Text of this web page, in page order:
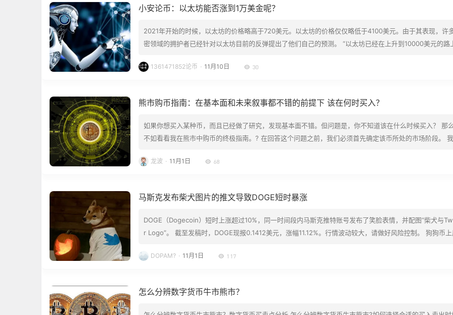
小安论币：以太坊能否涨到1万美金呢？
2021年开始的时候，以太坊的价格略高于720美元。以太坊的价格仅仅略低于4100美元。由于其表现，许
密领域的拥护者已经针对以太坊目前的反弹提出了他们自己的预测。 “以太坊已经在上升到10000美元的路
入最多。近7日，ETH的平均网络费用为7465万美元，而市值近1万亿美元的BTC产生的…
1361471852论币 · 11月10日 30
熊市购币指南：在基本面和未来叙事都不错的前提下 该在何时买入？
如果你想买入某种币，而且已经做了研究，发现基本面不错。但问题是，你不知道该在什么时候买入？ 那么
不如看看我在熊市中购币的终极指南。? 在回答这个问题之前，我们必须首先确定该币所处的市场阶段。
检查清单。 大多数币不会遵循这些阶段。 记住，我们挑选的要是那些具有强大基本面+潜在未来叙事的…
龙波 · 11月1日 68
马斯克发布柴犬图片的推文导致DOGE短时暴涨
DOGE（Dogecoin）短时上涨超过10%，同一时间段内马斯克推特账号发布了笑脸表情，并配图“柴犬与
r Logo”。 截至发稿时，DOGE现报0.1412美元，涨幅11.12%。行情波动较大，请做好风险控制。 狗狗币上
而比特币 (BTC) 和以太坊 (ET…
DOPAM? · 11月1日 117
怎么分辨数字货币牛市熊市？